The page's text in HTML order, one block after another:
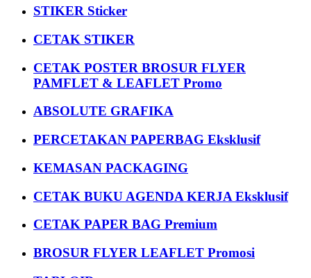
STIKER Sticker
CETAK STIKER
CETAK POSTER BROSUR FLYER
PAMFLET & LEAFLET Promo
ABSOLUTE GRAFIKA
PERCETAKAN PAPERBAG Eksklusif
KEMASAN PACKAGING
CETAK BUKU AGENDA KERJA Eksklusif
CETAK PAPER BAG Premium
BROSUR FLYER LEAFLET Promosi